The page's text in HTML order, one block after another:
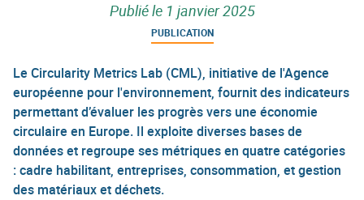
Publié le 1 janvier 2025
PUBLICATION
Le Circularity Metrics Lab (CML), initiative de l'Agence
européenne pour l'environnement, fournit des indicateurs
permettant d’évaluer les progrès vers une économie
circulaire en Europe. Il exploite diverses bases de
données et regroupe ses métriques en quatre catégories
: cadre habilitant, entreprises, consommation, et gestion
des matériaux et déchets.